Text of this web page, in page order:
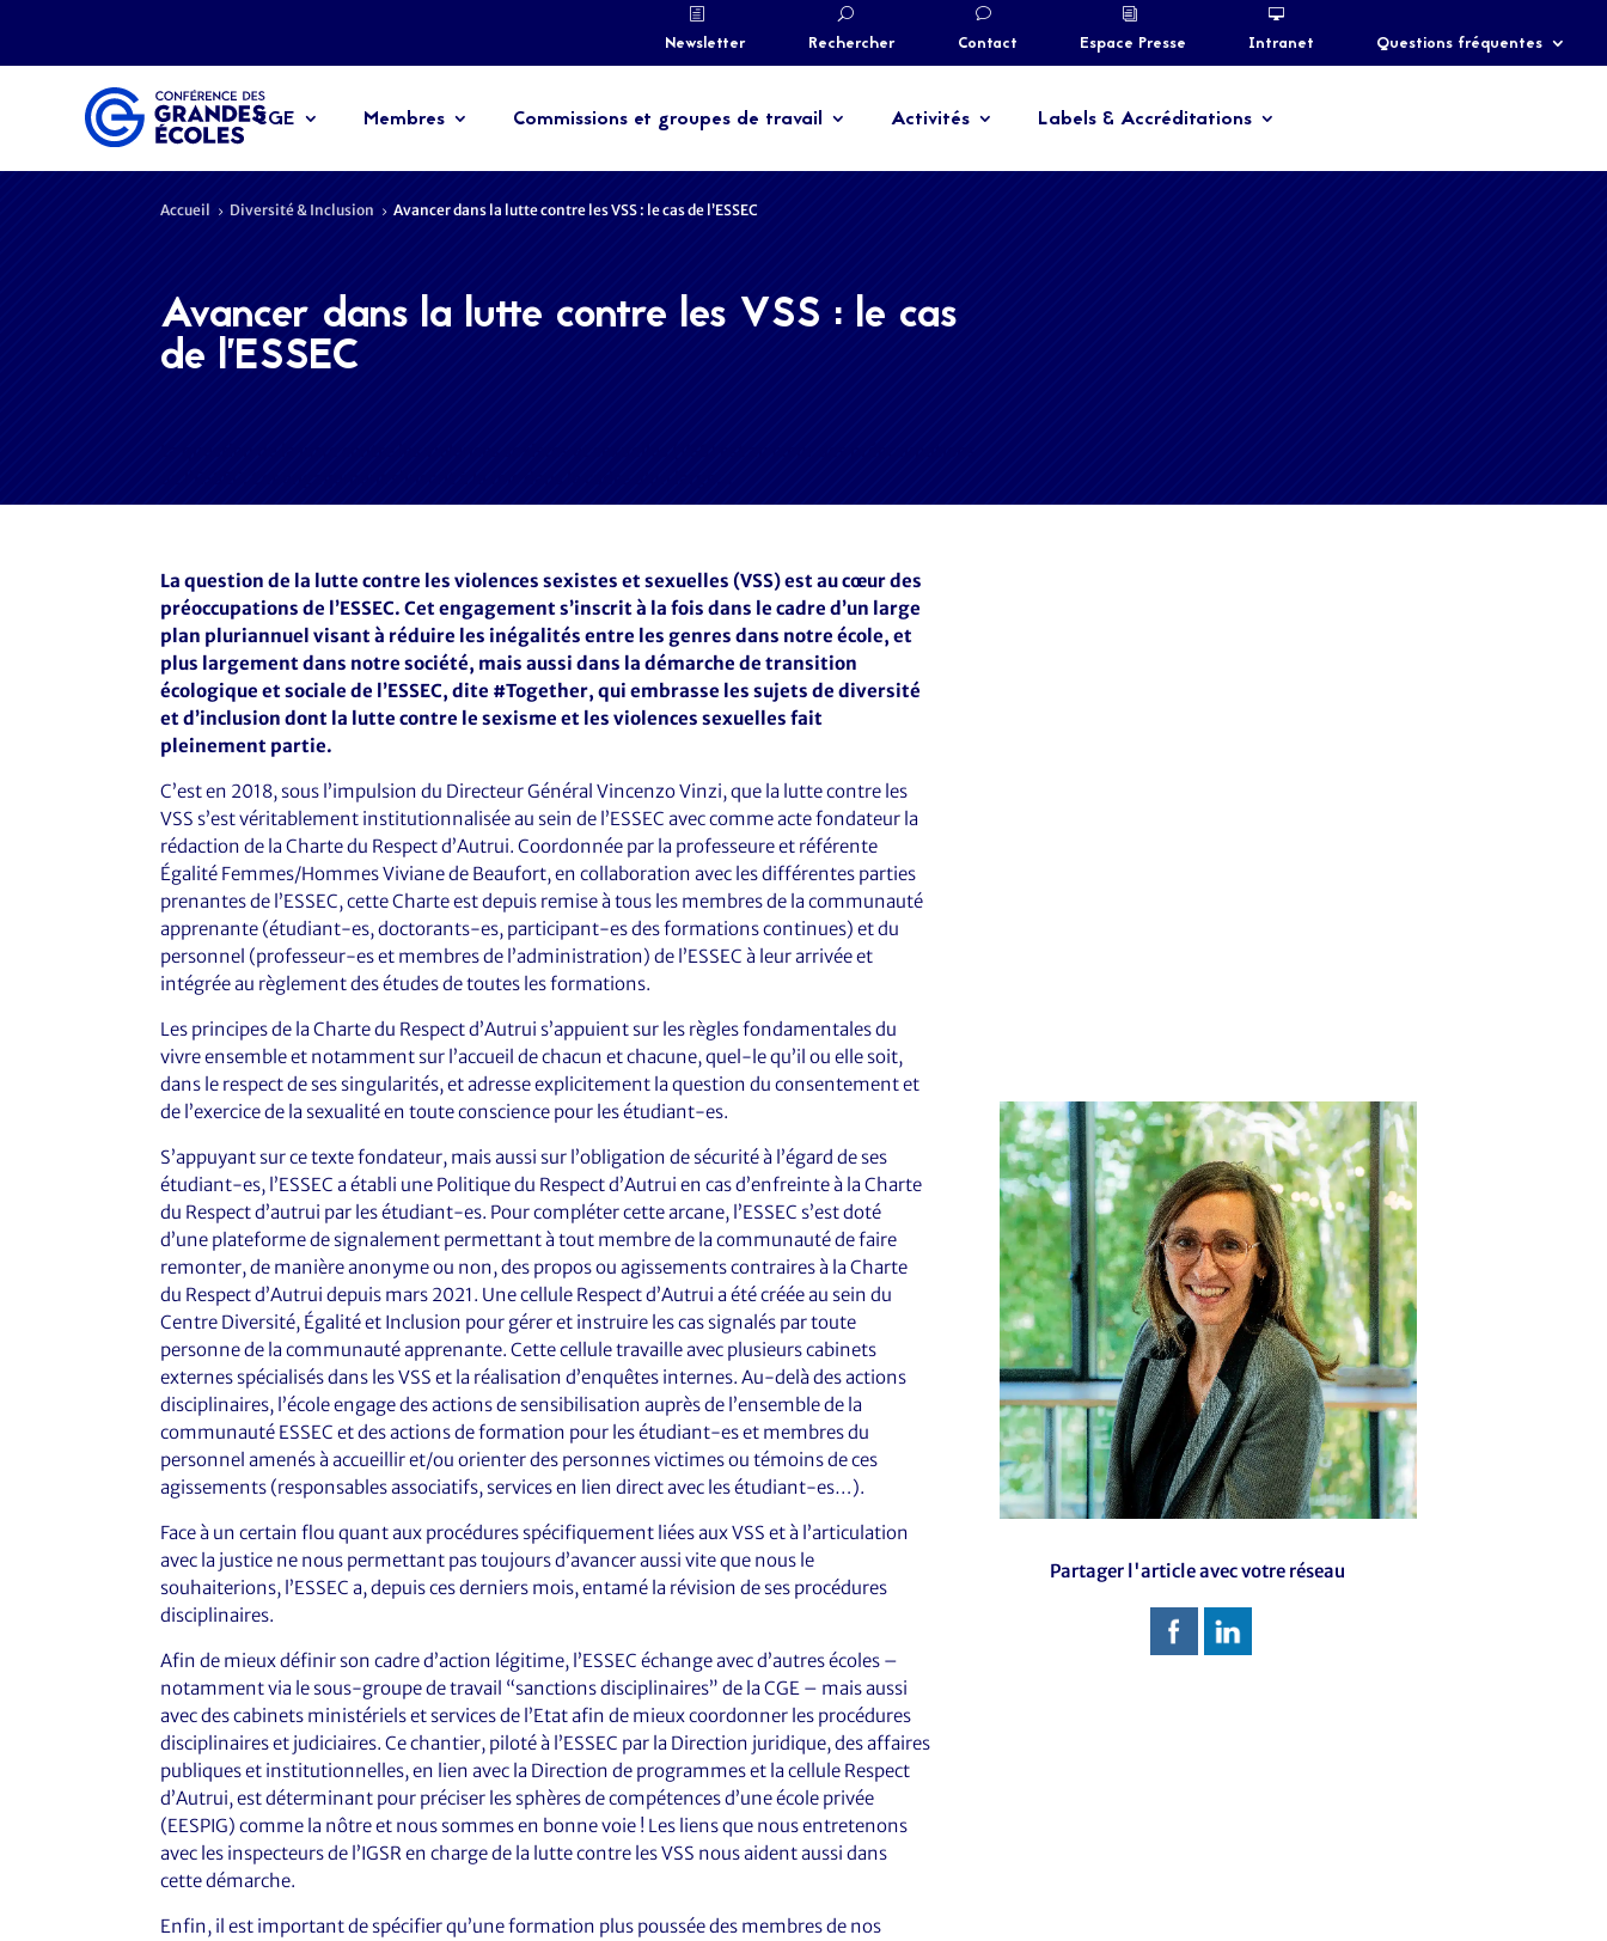
Newsletter Rechercher Contact Espace Presse Intranet Questions fréquentes
CGE Membres Commissions et groupes de travail Activités Labels & Accréditations
Accueil 5 Diversité & Inclusion 5 Avancer dans la lutte contre les VSS : le cas de l’ESSEC
Avancer dans la lutte contre les VSS : le cas
de l’ESSEC
Partager l'article avec votre réseau
La question de la lutte contre les violences sexistes et sexuelles (VSS) est au cœur des
préoccupations de l’ESSEC. Cet engagement s’inscrit à la fois dans le cadre d’un large
plan pluriannuel visant à réduire les inégalités entre les genres dans notre école, et
plus largement dans notre société, mais aussi dans la démarche de transition
écologique et sociale de l’ESSEC, dite #Together, qui embrasse les sujets de diversité
et d’inclusion dont la lutte contre le sexisme et les violences sexuelles fait
pleinement partie.
C’est en 2018, sous l’impulsion du Directeur Général Vincenzo Vinzi, que la lutte contre les
VSS s’est véritablement institutionnalisée au sein de l’ESSEC avec comme acte fondateur la
rédaction de la Charte du Respect d’Autrui. Coordonnée par la professeure et référente
Égalité Femmes/Hommes Viviane de Beaufort, en collaboration avec les différentes parties
prenantes de l’ESSEC, cette Charte est depuis remise à tous les membres de la communauté
apprenante (étudiant-es, doctorants-es, participant-es des formations continues) et du
personnel (professeur-es et membres de l’administration) de l’ESSEC à leur arrivée et
intégrée au règlement des études de toutes les formations.
Les principes de la Charte du Respect d’Autrui s’appuient sur les règles fondamentales du
vivre ensemble et notamment sur l’accueil de chacun et chacune, quel-le qu’il ou elle soit,
dans le respect de ses singularités, et adresse explicitement la question du consentement et
de l’exercice de la sexualité en toute conscience pour les étudiant-es.
S’appuyant sur ce texte fondateur, mais aussi sur l’obligation de sécurité à l’égard de ses
étudiant-es, l’ESSEC a établi une Politique du Respect d’Autrui en cas d’enfreinte à la Charte
du Respect d’autrui par les étudiant-es. Pour compléter cette arcane, l’ESSEC s’est doté
d’une plateforme de signalement permettant à tout membre de la communauté de faire
remonter, de manière anonyme ou non, des propos ou agissements contraires à la Charte
du Respect d’Autrui depuis mars 2021. Une cellule Respect d’Autrui a été créée au sein du
Centre Diversité, Égalité et Inclusion pour gérer et instruire les cas signalés par toute
personne de la communauté apprenante. Cette cellule travaille avec plusieurs cabinets
externes spécialisés dans les VSS et la réalisation d’enquêtes internes. Au-delà des actions
disciplinaires, l’école engage des actions de sensibilisation auprès de l’ensemble de la
communauté ESSEC et des actions de formation pour les étudiant-es et membres du
personnel amenés à accueillir et/ou orienter des personnes victimes ou témoins de ces
agissements (responsables associatifs, services en lien direct avec les étudiant-es…).
Face à un certain flou quant aux procédures spécifiquement liées aux VSS et à l’articulation
avec la justice ne nous permettant pas toujours d’avancer aussi vite que nous le
souhaiterions, l’ESSEC a, depuis ces derniers mois, entamé la révision de ses procédures
disciplinaires.
Afin de mieux définir son cadre d’action légitime, l’ESSEC échange avec d’autres écoles –
notamment via le sous-groupe de travail “sanctions disciplinaires” de la CGE – mais aussi
avec des cabinets ministériels et services de l’Etat afin de mieux coordonner les procédures
disciplinaires et judiciaires. Ce chantier, piloté à l’ESSEC par la Direction juridique, des affaires
publiques et institutionnelles, en lien avec la Direction de programmes et la cellule Respect
d’Autrui, est déterminant pour préciser les sphères de compétences d’une école privée
(EESPIG) comme la nôtre et nous sommes en bonne voie ! Les liens que nous entretenons
avec les inspecteurs de l’IGSR en charge de la lutte contre les VSS nous aident aussi dans
cette démarche.
Enfin, il est important de spécifier qu’une formation plus poussée des membres de nos